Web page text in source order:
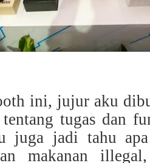
ini, jujur aku
tugas dan
juga jadi tahu
makanan